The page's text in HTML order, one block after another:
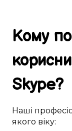
Кому
Skype?
Наші
якого віку: